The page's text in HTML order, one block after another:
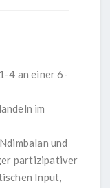
4 an einer 6-
im
und
partizipativer
Input,